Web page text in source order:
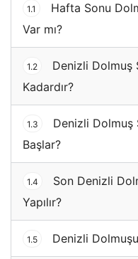
1.1
Hafta Sonu
Var mı?
1.2
Denizli Dolmuş
Kadardır?
1.3
Denizli Dolmuş
Başlar?
1.4
Son Denizli
Yapılır?
1.5 Denizli